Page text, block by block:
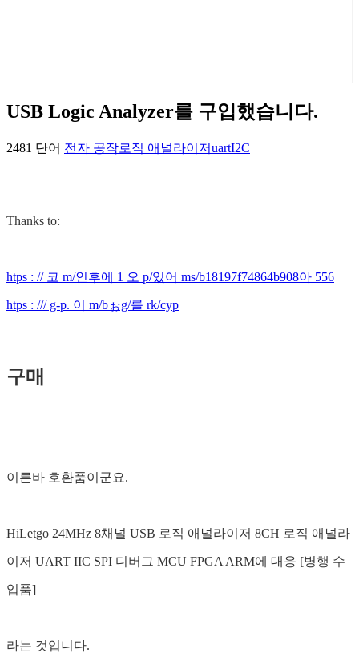
USB Logic Analyzer를 구입했습니다.
2481 단어 전자 공작로직 애널라이저uartI2C
Thanks to:
htps : // 코 m/인후에 1 오 p/있어 ms/b18197f74864b908아 556
htps : /// g-p. 이 m/bぉg/를 rk/cyp
구매
이른바 호환품이군요.
HiLetgo 24MHz 8채널 USB 로직 애널라이저 8CH 로직 애널라
이저 UART IIC SPI 디버그 MCU FPGA ARM에 대응 [병행 수
입품]
라는 것입니다.